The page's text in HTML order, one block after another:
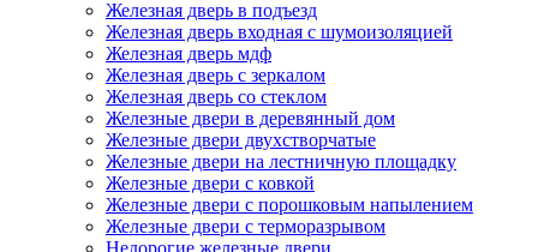
Железная дверь в подъезд
Железная дверь входная с шумоизоляцией
Железная дверь мдф
Железная дверь с зеркалом
Железная дверь со стеклом
Железные двери в деревянный дом
Железные двери двухстворчатые
Железные двери на лестничную площадку
Железные двери с ковкой
Железные двери с порошковым напылением
Железные двери с терморазрывом